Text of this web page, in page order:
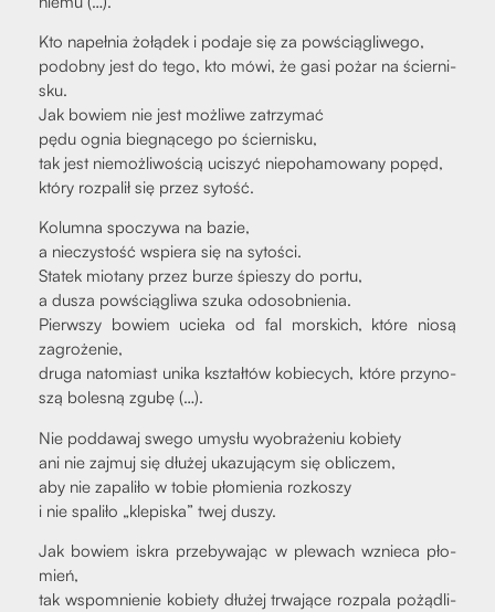
Kto napeł­nia żołą­dek i poda­je się za powścią­gli­we­go,
podob­ny jest do tego, kto mówi, że gasi pożar na ścier­ni­
sku.
Jak bowiem nie jest moż­li­we zatrzy­mać
pędu ognia bie­gną­ce­go po ścier­ni­sku,
tak jest nie­moż­li­wo­ścią uci­szyć nie­po­ha­mo­wa­ny popęd,
któ­ry roz­pa­lił się przez sytość.
Kolum­na spo­czy­wa na bazie,
a nie­czy­stość wspie­ra się na syto­ści.
Sta­tek mio­ta­ny przez burze śpie­szy do por­tu,
a dusza powścią­gli­wa szu­ka odosob­nie­nia.
Pierw­szy bowiem ucie­ka od fal mor­skich, któ­re nio­są
zagro­że­nie,
dru­ga nato­miast uni­ka kształ­tów kobie­cych, któ­re przy­no­
szą bole­sną zgu­bę (…).
Nie pod­da­waj swe­go umy­słu wyobra­że­niu kobie­ty
ani nie zaj­muj się dłu­żej uka­zu­ją­cym się obli­czem,
aby nie zapa­li­ło w tobie pło­mie­nia roz­ko­szy
i nie spa­li­ło „kle­pi­ska” twej duszy.
Jak bowiem iskra prze­by­wa­jąc w ple­wach wznie­ca pło­
mień,
tak wspo­mnie­nie kobie­ty dłu­żej trwa­ją­ce roz­pa­la pożą­dli­